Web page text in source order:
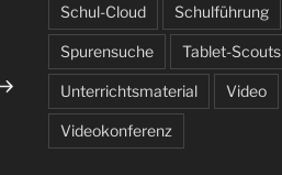
Schul-Cloud Schulführung
Spurensuche Tablet-Scouts
Unterrichtsmaterial Video
Videokonferenz